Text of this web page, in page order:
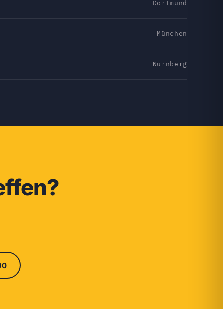
Dortmund
München
Nürnberg